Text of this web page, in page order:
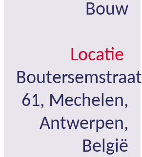
Bouw
Locatie
Boutersemstraat
61, Mechelen,
Antwerpen,
België